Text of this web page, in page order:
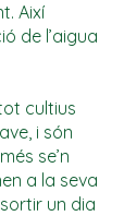
Així
de l’aigua
cultius
i són
se’n
a la seva
un dia